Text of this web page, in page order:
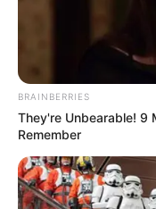
Es importante tener
haceEnel-Codensaa
encuentran en la
BRAINBERRIES
They're Unbearable! 9
Remember